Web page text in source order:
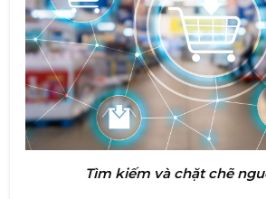
Tìm kiếm và chặt chẽ